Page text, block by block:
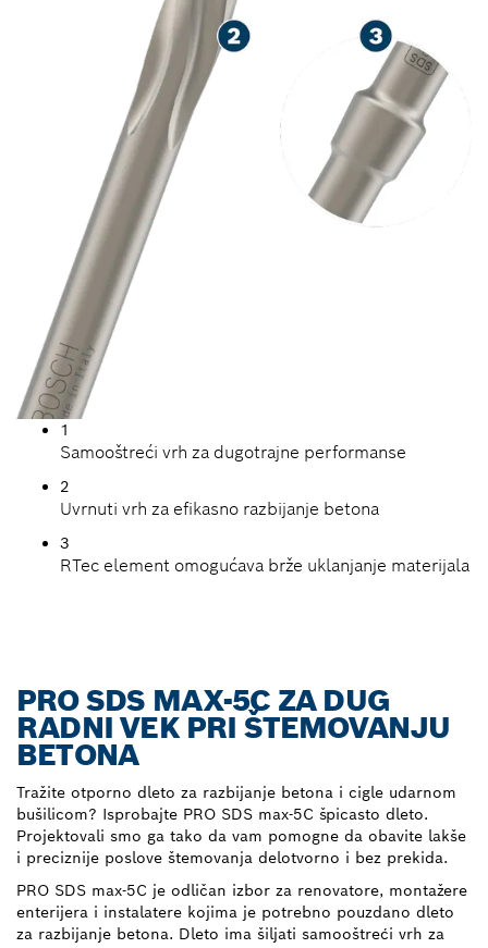
1
Samooštreći vrh za dugotrajne performanse
2
Uvrnuti vrh za efikasno razbijanje betona
3
RTec element omogućava brže uklanjanje materijala
PRO SDS MAX-5C ZA DUG
RADNI VEK PRI ŠTEMOVANJU
BETONA
Tražite otporno dleto za razbijanje betona i cigle udarnom
bušilicom? Isprobajte PRO SDS max-5C špicasto dleto.
Projektovali smo ga tako da vam pomogne da obavite lakše
i preciznije poslove štemovanja delotvorno i bez prekida.
PRO SDS max-5C je odličan izbor za renovatore, montažere
enterijera i instalatere kojima je potrebno pouzdano dleto
za razbijanje betona. Dleto ima šiljati samooštreći vrh za